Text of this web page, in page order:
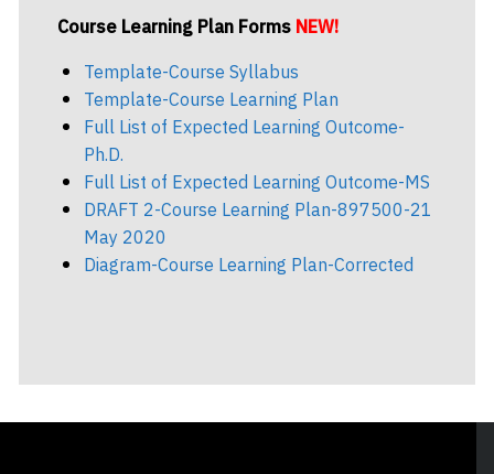
Search
Search
Course Learning Plan FormsNEW!
Template-Course Syllabus
Template-Course Learning Plan
Full List of Expected Learning Outcome-
Ph.D.
Full List of Expected Learning Outcome-MS
DRAFT 2-Course Learning Plan-897500-21
May 2020
Diagram-Course Learning Plan-Corrected